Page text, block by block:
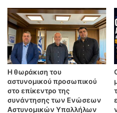
Η θωράκιση του
αστυνομικού προσωπικού
στο επίκεντρο της
συνάντησης των Ενώσεων
Αστυνομικών Υπαλλήλων